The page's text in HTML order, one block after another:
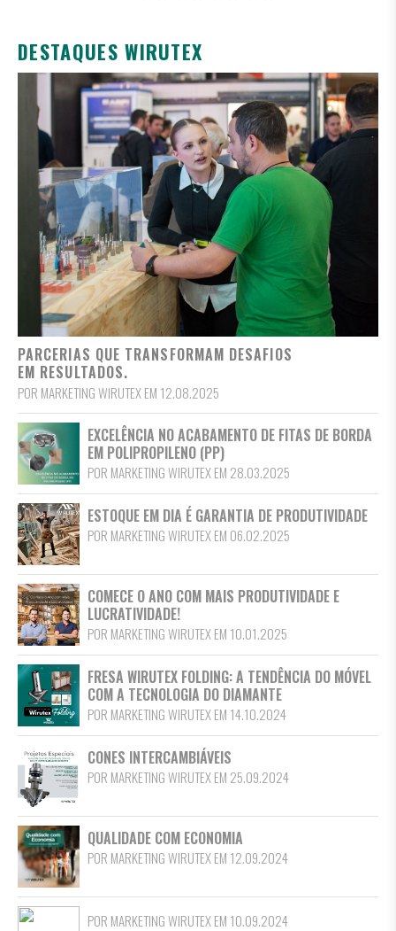
DESTAQUES WIRUTEX
PARCERIAS QUE TRANSFORMAM DESAFIOS
EM RESULTADOS.
POR MARKETING WIRUTEX EM 12.08.2025
EXCELÊNCIA NO ACABAMENTO DE FITAS DE BORDA
EM POLIPROPILENO (PP)
POR MARKETING WIRUTEX EM 28.03.2025
ESTOQUE EM DIA É GARANTIA DE PRODUTIVIDADE
POR MARKETING WIRUTEX EM 06.02.2025
COMECE O ANO COM MAIS PRODUTIVIDADE E
LUCRATIVIDADE!
POR MARKETING WIRUTEX EM 10.01.2025
FRESA WIRUTEX FOLDING: A TENDÊNCIA DO MÓVEL
COM A TECNOLOGIA DO DIAMANTE
POR MARKETING WIRUTEX EM 14.10.2024
CONES INTERCAMBIÁVEIS
POR MARKETING WIRUTEX EM 25.09.2024
QUALIDADE COM ECONOMIA
POR MARKETING WIRUTEX EM 12.09.2024
POR MARKETING WIRUTEX EM 10.09.2024